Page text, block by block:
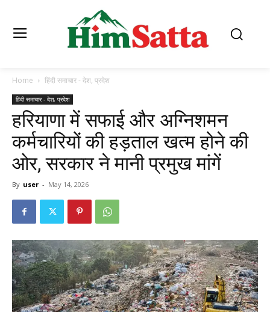
Home हिंदी समाचार - देश, प्रदेश
हिंदी समाचार - देश, प्रदेश
हरियाणा में सफाई और अग्निशमन
कर्मचारियों की हड़ताल खत्म होने की
ओर, सरकार ने मानी प्रमुख मांगें
By user - May 14, 2026